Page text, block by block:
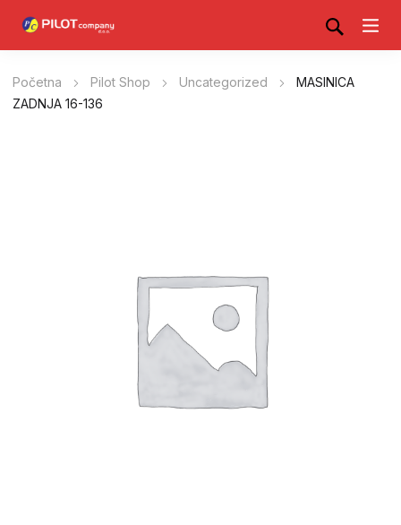
Početna Pilot Shop Uncategorized
MASINICA
ZADNJA 16-136